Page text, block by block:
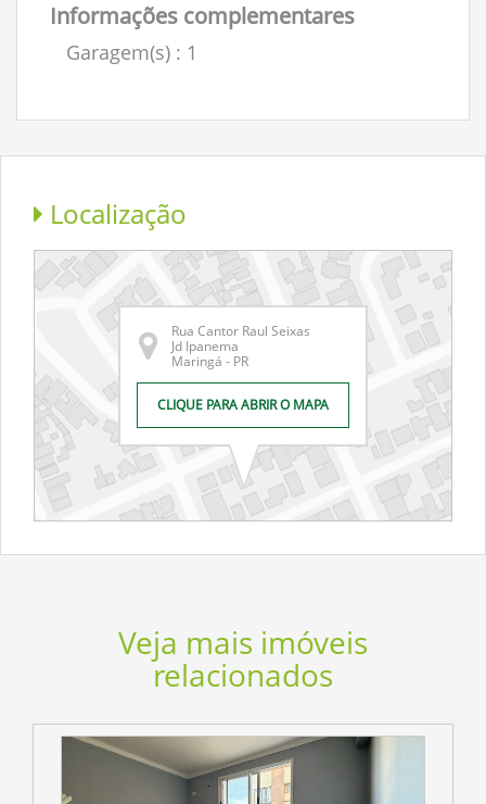
Informações complementares
Garagem(s) : 1
Localização
Rua Cantor Raul Seixas
Jd Ipanema
Maringá - PR
CLIQUE PARA ABRIR O MAPA
Veja mais imóveis
relacionados